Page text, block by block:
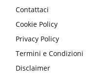
Contattaci
Cookie Policy
Privacy Policy
Termini e Condizioni
Disclaimer